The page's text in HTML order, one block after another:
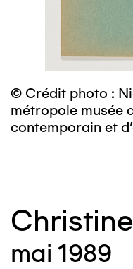
© Crédit photo :
métropole musée
contemporain et
mai 1989